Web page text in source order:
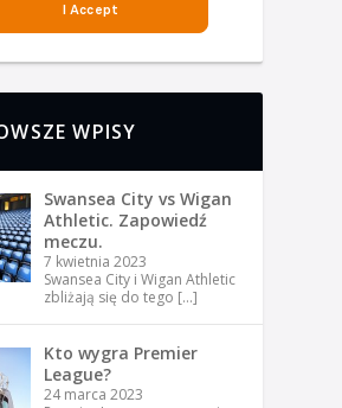
WPISY
Swansea City vs Wigan
Athletic. Zapowiedź
meczu.
7 kwietnia 2023
Swansea City i Wigan Athletic
zbliżają się do tego […]
Kto wygra Premier
League?
24 marca 2023